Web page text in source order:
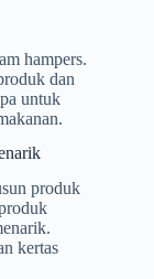
hampers.
dan
untuk
produk
kertas